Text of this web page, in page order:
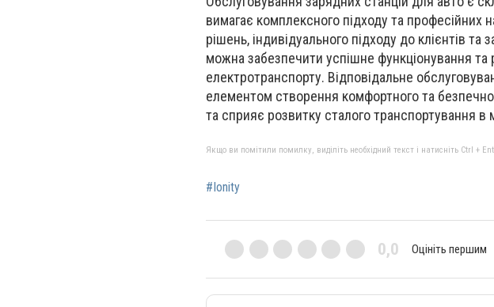
вимагає комплексного підходу та
рішень, індивідуального підходу до клієнтів
можна забезпечити успішне функціонування та
електротранспорту. Відповідальне
елементом створення комфортного та
та сприяє розвитку сталого транспортування в
Якщо ви помітили помилку, виділіть необхідний текст і натисніть Ctrl +
#Ionity
0,0 Оцініть першим